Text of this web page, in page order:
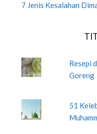
7 Jenis Kesalahan
Resepi
Goreng
51